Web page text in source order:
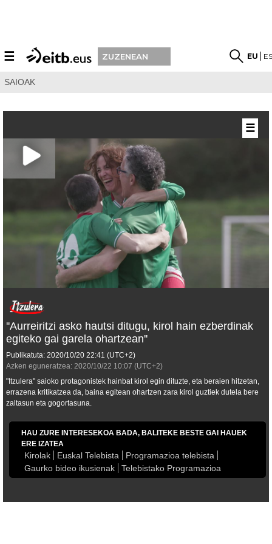
☰ ZUZENEAN EU
SAIOAK
''Aurreiritzi asko hautsi ditugu, kirol hain ezberdinak
egiteko gai garela ohartzean''
Publikatuta: 2020/10/20 22:41 (UTC+2)
Azken eguneratzea: 2020/10/22 10:07 (UTC+2)
"Itzulera" saioko protagonistek hainbat kirol egin dituzte, eta beraien hitzetan,
errazena kritikatzea da, baina egitean ohartzen zara kirol guztiek dutela bere
zaltasun eta gogortasuna.
HAU ZURE INTERESEKOA BADA, BALITEKE BESTE GAI HAUEK
ERE IZATEA
Kirolak Euskal Telebista
Programazioa telebista
Gaurko bideo ikusienak
Telebistako Programazioa
☰